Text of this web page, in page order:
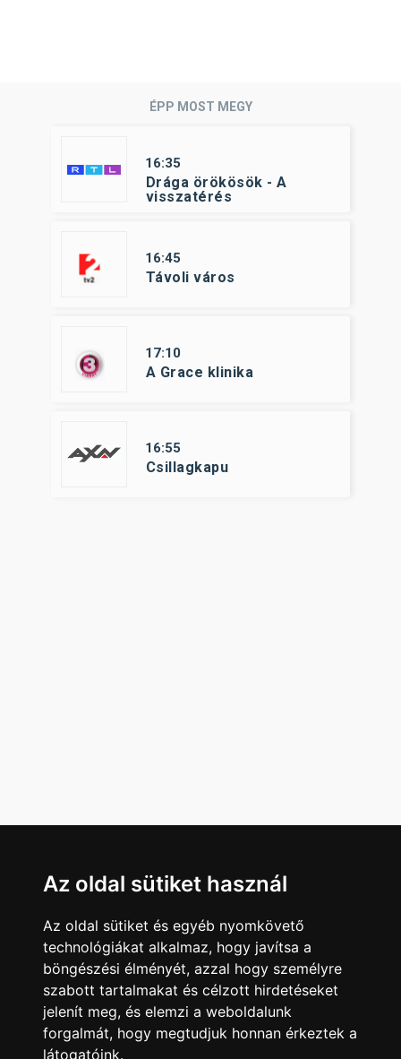
ÉPP MOST MEGY
16:35
Drága örökösök - A
visszatérés
16:45
Távoli város
17:10
A Grace klinika
16:55
Csillagkapu
Minden jog fenntartva © 2008 - 2026
Az oldal sütiket használ
Az oldal sütiket és egyéb nyomkövető
technológiákat alkalmaz, hogy javítsa a
böngészési élményét, azzal hogy személyre
szabott tartalmakat és célzott hirdetéseket
jelenít meg, és elemzi a weboldalunk
forgalmát, hogy megtudjuk honnan érkeztek a
látogatóink.